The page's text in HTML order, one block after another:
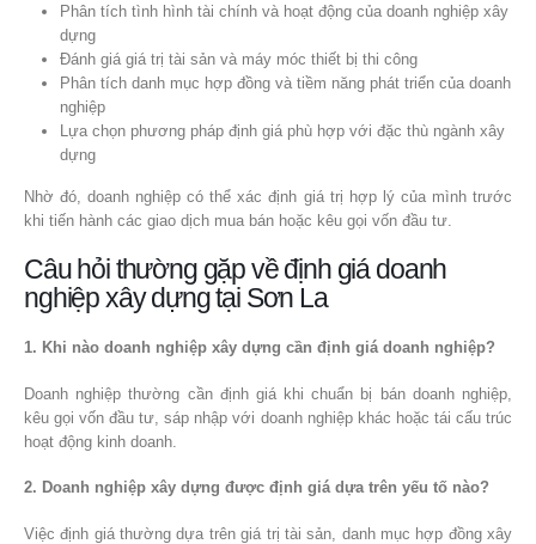
Phân tích tình hình tài chính và hoạt động của doanh nghiệp xây
dựng
Đánh giá giá trị tài sản và máy móc thiết bị thi công
Phân tích danh mục hợp đồng và tiềm năng phát triển của doanh
nghiệp
Lựa chọn phương pháp định giá phù hợp với đặc thù ngành xây
dựng
Nhờ đó, doanh nghiệp có thể xác định giá trị hợp lý của mình trước
khi tiến hành các giao dịch mua bán hoặc kêu gọi vốn đầu tư.
Câu hỏi thường gặp về định giá doanh
nghiệp xây dựng tại Sơn La
1. Khi nào doanh nghiệp xây dựng cần định giá doanh nghiệp?
Doanh nghiệp thường cần định giá khi chuẩn bị bán doanh nghiệp,
kêu gọi vốn đầu tư, sáp nhập với doanh nghiệp khác hoặc tái cấu trúc
hoạt động kinh doanh.
2. Doanh nghiệp xây dựng được định giá dựa trên yếu tố nào?
Việc định giá thường dựa trên giá trị tài sản, danh mục hợp đồng xây